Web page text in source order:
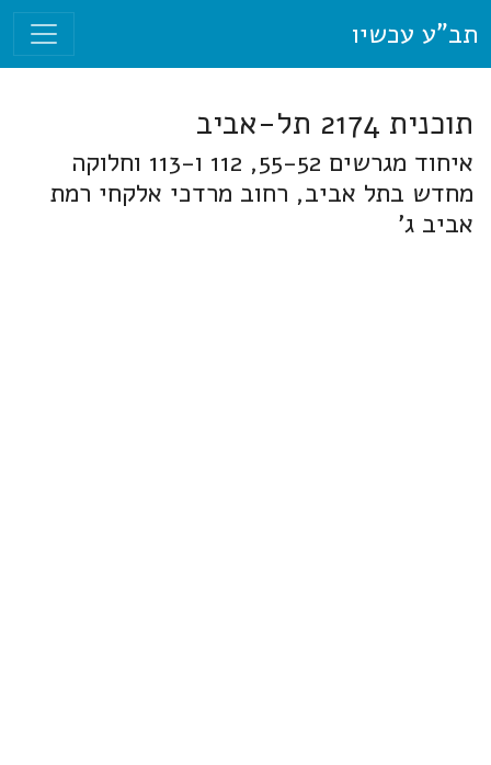
תב"ע עכשיו
תוכנית 2174 תל-אביב
איחוד מגרשים 55-52, 112 ו-113 וחלוקה
מחדש בתל אביב, רחוב מרדכי אלקחי רמת
אביב ג'